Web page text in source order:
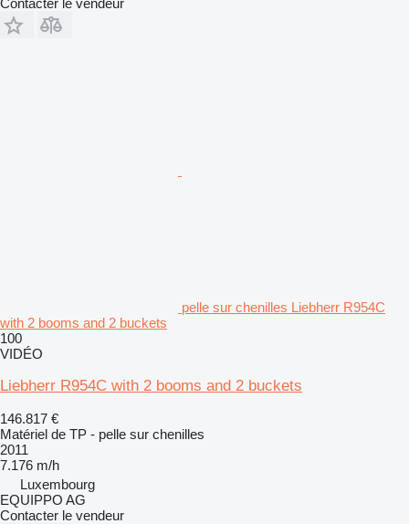
pelle sur chenilles Liebherr R954C
with 2 booms and 2 buckets
100
VIDÉO
Liebherr R954C with 2 booms and 2 buckets
146.817 €
Matériel de TP - pelle sur chenilles
2011
7.176 m/h
Luxembourg
EQUIPPO AG
Contacter le vendeur